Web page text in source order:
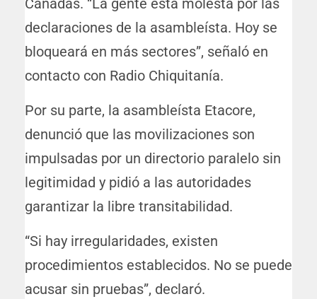
Cañadas. “La gente está molesta por las
declaraciones de la asambleísta. Hoy se
bloqueará en más sectores”, señaló en
contacto con Radio Chiquitanía.
Por su parte, la asambleísta Etacore,
denunció que las movilizaciones son
impulsadas por un directorio paralelo sin
legitimidad y pidió a las autoridades
garantizar la libre transitabilidad.
“Si hay irregularidades, existen
procedimientos establecidos. No se puede
acusar sin pruebas”, declaró.